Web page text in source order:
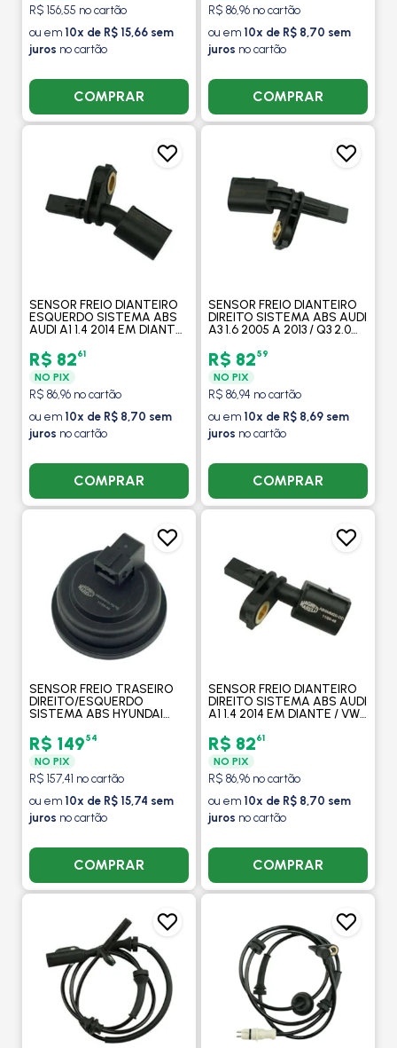
R$ 156,55 no cartão
ou em 10x de R$ 15,66 sem
juros no cartão
COMPRAR
R$ 86,96 no cartão
ou em 10x de R$ 8,70 sem
juros no cartão
COMPRAR
SENSOR FREIO DIANTEIRO
ESQUERDO SISTEMA ABS
AUDI A1 1.4 2014 EM DIANTE
S3 2.0 2013 A 2014 -
MAGNETI MARELLI
R$ 8261
NO PIX
R$ 86,96 no cartão
ou em 10x de R$ 8,70 sem
juros no cartão
COMPRAR
SENSOR FREIO DIANTEIRO
DIREITO SISTEMA ABS AUDI
A3 1.6 2005 A 2013 / Q3 2.0
VOLKSWAGEN AMAROK 2.0
2010> - MAGNETI MARELLI
R$ 8259
NO PIX
R$ 86,94 no cartão
ou em 10x de R$ 8,69 sem
juros no cartão
COMPRAR
SENSOR FREIO TRASEIRO
DIREITO/ESQUERDO
SISTEMA ABS HYUNDAI
HB20S 1.0/1.6 2013 A 2019 -
MAGNETI MARELLI
R$ 14954
NO PIX
R$ 157,41 no cartão
ou em 10x de R$ 15,74 sem
juros no cartão
COMPRAR
SENSOR FREIO DIANTEIRO
DIREITO SISTEMA ABS AUDI
A1 1.4 2014 EM DIANTE / VW
2010 A 2016 - MAGNETI
MARELLI
R$ 8261
NO PIX
R$ 86,96 no cartão
ou em 10x de R$ 8,70 sem
juros no cartão
COMPRAR